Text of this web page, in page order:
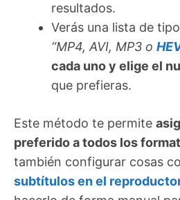
resultados.
Verás una lista de
“MP4, AVI, MP3 o
cada uno y elige el
que prefieras.
Este método te permite
preferido a todos los
también configurar cosas
subtítulos en el